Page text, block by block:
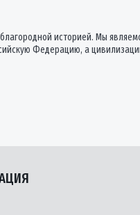
историей. Мы
Федерацию, а